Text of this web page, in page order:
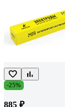
-25%
885 ₽